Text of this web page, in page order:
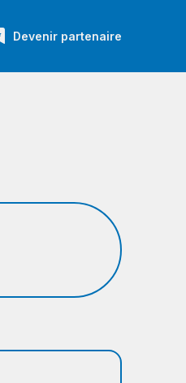
Devenir partenaire